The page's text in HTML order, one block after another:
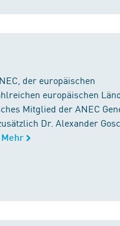
der europäischen
europäischen
Mitglied der ANEC
Dr. Alexander
Mehr